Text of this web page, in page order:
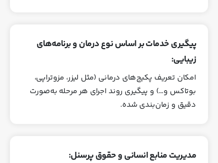
پیگیری خدمات بر اساس نوع درمان و برنامه‌های
زیبایی:
امکان تعریف پکیج‌های درمانی (مثل لیزر، مزوتراپی،
بوتاکس و…) و پیگیری روند اجرای هر مرحله به‌صورت
دقیق و زمان‌بندی‌ شده.
مدیریت منابع انسانی و حقوق پرسنل: